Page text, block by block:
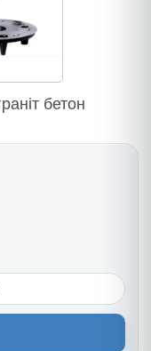
бетон